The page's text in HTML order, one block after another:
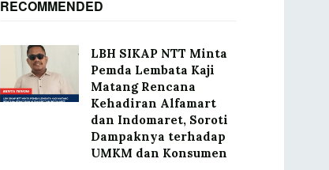
RECOMMENDED
LBH SIKAP NTT Minta
Pemda Lembata Kaji
Matang Rencana
Kehadiran Alfamart
dan Indomaret, Soroti
Dampaknya terhadap
UMKM dan Konsumen